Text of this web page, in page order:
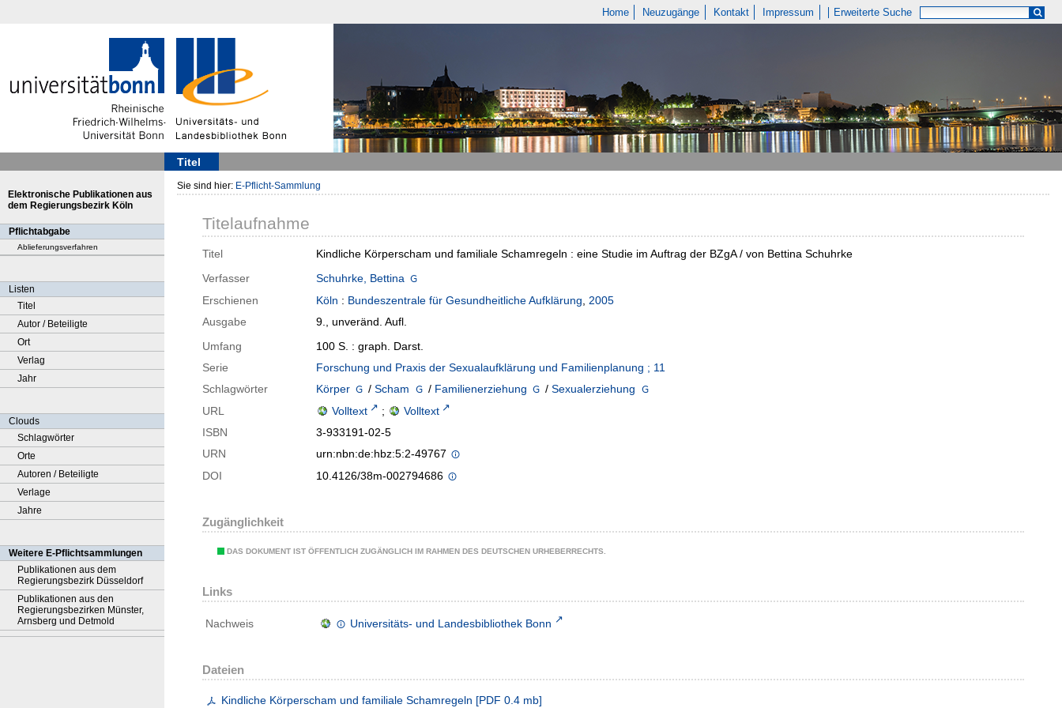
Home Neuzugänge Kontakt Impressum Erweiterte Suche
Titel
Elektronische Publikationen aus
dem Regierungsbezirk Köln
Pflichtabgabe
Ablieferungsverfahren
Listen
Titel
Autor / Beteiligte
Ort
Verlag
Jahr
Clouds
Schlagwörter
Orte
Autoren / Beteiligte
Verlage
Jahre
Weitere E-Pflichtsammlungen
Publikationen aus dem
Regierungsbezirk Düsseldorf
Publikationen aus den
Regierungsbezirken Münster,
Arnsberg und Detmold
Sie sind hier: E-Pflicht-Sammlung
Titelaufnahme
Titel
Kindliche Körperscham und familiale Schamregeln : eine Studie im Auftrag der BZgA / von Bettina Schuhrke
Verfasser
Schuhrke, Bettina
Erschienen
Köln : Bundeszentrale für Gesundheitliche Aufklärung, 2005
Ausgabe
9., unveränd. Aufl.
Umfang
100 S. : graph. Darst.
Serie
Forschung und Praxis der Sexualaufklärung und Familienplanung ; 11
Schlagwörter
Körper / Scham / Familienerziehung / Sexualerziehung
URL
Volltext ;
Volltext
ISBN
3-933191-02-5
URN
urn:nbn:de:hbz:5:2-49767
DOI
10.4126/38m-002794686
Zugänglichkeit
DAS DOKUMENT IST ÖFFENTLICH ZUGÄNGLICH IM RAHMEN DES DEUTSCHEN URHEBERRECHTS.
Links
Nachweis Universitäts- und Landesbibliothek Bonn
Dateien
Kindliche Körperscham und familiale Schamregeln [PDF 0.4 mb]